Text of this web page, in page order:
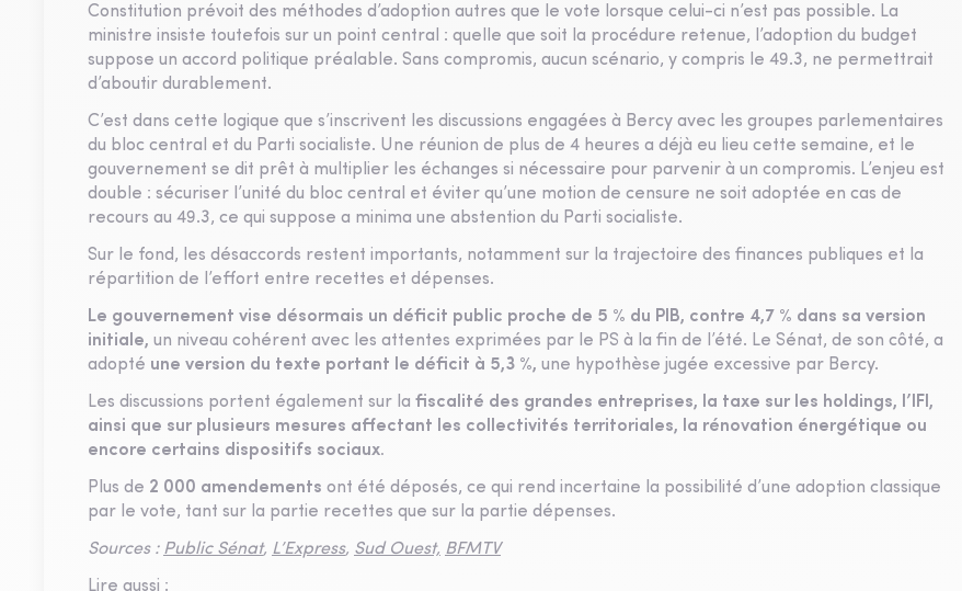
Constitution prévoit des méthodes d’adoption autres que le vote lorsque celui-ci n’est pas possible. La
ministre insiste toutefois sur un point central : quelle que soit la procédure retenue, l’adoption du budget
suppose un accord politique préalable. Sans compromis, aucun scénario, y compris le 49.3, ne permettrait
d’aboutir durablement.
C’est dans cette logique que s’inscrivent les discussions engagées à Bercy avec les groupes parlementaires
du bloc central et du Parti socialiste. Une réunion de plus de 4 heures a déjà eu lieu cette semaine, et le
gouvernement se dit prêt à multiplier les échanges si nécessaire pour parvenir à un compromis. L’enjeu est
double : sécuriser l’unité du bloc central et éviter qu’une motion de censure ne soit adoptée en cas de
recours au 49.3, ce qui suppose a minima une abstention du Parti socialiste.
Sur le fond, les désaccords restent importants, notamment sur la trajectoire des finances publiques et la
répartition de l’effort entre recettes et dépenses.
Le gouvernement vise désormais un déficit public proche de 5 % du PIB, contre 4,7 % dans sa version
initiale, un niveau cohérent avec les attentes exprimées par le PS à la fin de l’été. Le Sénat, de son côté, a
adopté une version du texte portant le déficit à 5,3 %, une hypothèse jugée excessive par Bercy.
Les discussions portent également sur la fiscalité des grandes entreprises, la taxe sur les holdings, l’IFI,
ainsi que sur plusieurs mesures affectant les collectivités territoriales, la rénovation énergétique ou
encore certains dispositifs sociaux.
Plus de 2 000 amendements ont été déposés, ce qui rend incertaine la possibilité d’une adoption classique
par le vote, tant sur la partie recettes que sur la partie dépenses.
Sources : Public Sénat, L’Express, Sud Ouest, BFMTV
Lire aussi :